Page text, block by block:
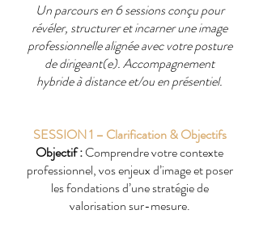
Un parcours en 6 sessions conçu pour
révéler, structurer et incarner une image
professionnelle alignée avec votre posture
de dirigeant(e). Accompagnement
hybride à distance et/ou en présentiel.
SESSION 1 – Clarification & Objectifs
Objectif :Comprendre votre contexte
professionnel, vos enjeux d’image et poser
les fondations d’une stratégie de
valorisation sur-mesure.